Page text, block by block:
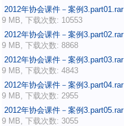
2012年协会课件－案例3.part01.rar
9 MB, 下载次数: 10553
2012年协会课件－案例3.part02.rar
9 MB, 下载次数: 8868
2012年协会课件－案例3.part03.rar
9 MB, 下载次数: 4843
2012年协会课件－案例3.part04.rar
9 MB, 下载次数: 2955
2012年协会课件－案例3.part05.rar
9 MB, 下载次数: 3055